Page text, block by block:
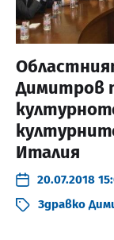
Димитров
Италия
20.07.2018
Здравко